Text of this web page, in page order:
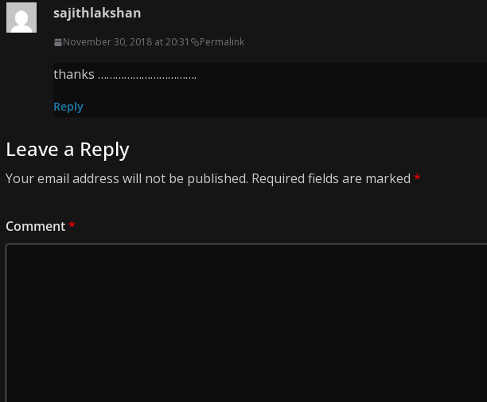
sajithlakshan
November 30, 2018 at 20:31 Permalink
thanks …………………………….
Reply
Leave a Reply
Your email address will not be published. Required fields are marked *
Comment*